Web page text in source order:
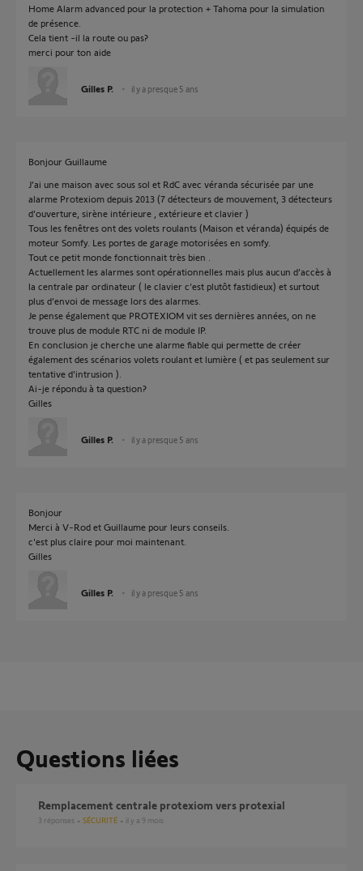
Home Alarm advanced pour la protection + Tahoma pour la simulation
de présence.
Cela tient -il la route ou pas?
merci pour ton aide
Gilles P. il y a presque 5 ans
Bonjour Guillaume
J’ai une maison avec sous sol et RdC avec véranda sécurisée par une
alarme Protexiom depuis 2013 (7 détecteurs de mouvement, 3 détecteurs
d’ouverture, sirène intérieure , extérieure et clavier )
Tous les fenêtres ont des volets roulants (Maison et véranda) équipés de
moteur Somfy. Les portes de garage motorisées en somfy.
Tout ce petit monde fonctionnait très bien .
Actuellement les alarmes sont opérationnelles mais plus aucun d’accès à
la centrale par ordinateur ( le clavier c’est plutôt fastidieux) et surtout
plus d’envoi de message lors des alarmes.
Je pense également que PROTEXIOM vit ses dernières années, on ne
trouve plus de module RTC ni de module IP.
En conclusion je cherche une alarme fiable qui permette de créer
également des scénarios volets roulant et lumière ( et pas seulement sur
tentative d’intrusion ).
Ai-je répondu à ta question?
Gilles
Gilles P. il y a presque 5 ans
Bonjour
Merci à V-Rod et Guillaume pour leurs conseils.
c'est plus claire pour moi maintenant.
Gilles
Gilles P. il y a presque 5 ans
Questions liées
Remplacement centrale protexiom vers protexial
3 réponses SÉCURITÉ il y a 9 mois